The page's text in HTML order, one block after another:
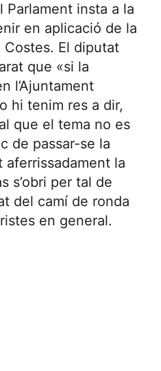
Parlament insta a la
en aplicació de la
El diputat
que «si la
l’Ajuntament
hi tenim res a dir,
que el tema no es
de passar-se la
la
s’obri per tal de
del camí de ronda
en general.